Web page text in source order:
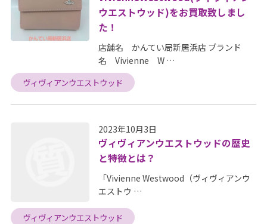
ウエストウッド)をお買取致しまし
た！
店舗名 かんてい局新居浜店 ブランド
名 Vivienne W …
ヴィヴィアンウエストウッド
2023年10月3日
ヴィヴィアンウエストウッドの歴史
と特徴とは？
「Vivienne Westwood（ヴィヴィアンウ
エストウ …
ヴィヴィアンウエストウッド